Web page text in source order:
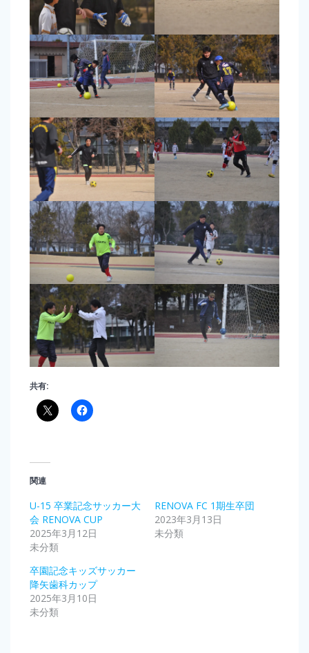
共有:
関連
U-15 卒業記念サッカー大
会 RENOVA CUP
2025年3月12日
未分類
RENOVA FC 1期生卒団
2023年3月13日
未分類
卒園記念キッズサッカー
降矢歯科カップ
2025年3月10日
未分類